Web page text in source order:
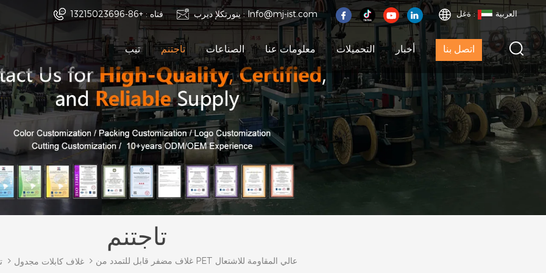
ةغل : العربية فتاه :+86-13215023696 ينورتكلإ ديرب :Info@mj-ist.com
تيب تاجتنم الصناعات معلومات عنا التحميلات أخبار اتصل بنا
تاجتنم
غلاف كابلات مجدول غلاف مضفر قابل للتمدد من PET عالي المقاومة للاشتعال